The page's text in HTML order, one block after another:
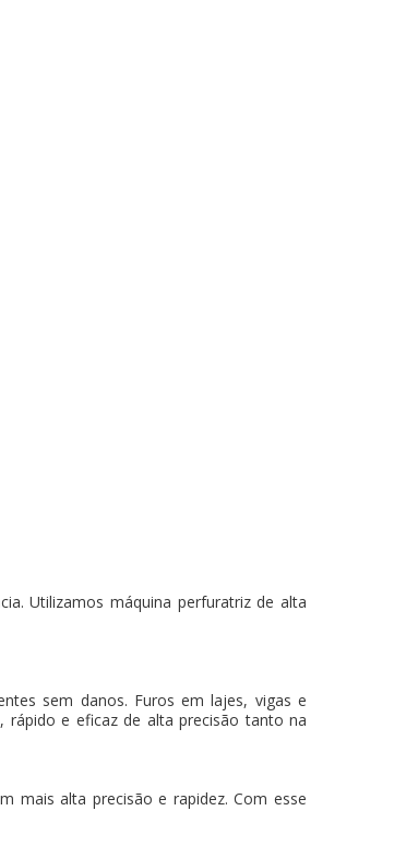
Utilizamos máquina perfuratriz de alta
sem danos. Furos em lajes, vigas e
rápido e eficaz de alta precisão tanto na
mais alta precisão e rapidez. Com esse